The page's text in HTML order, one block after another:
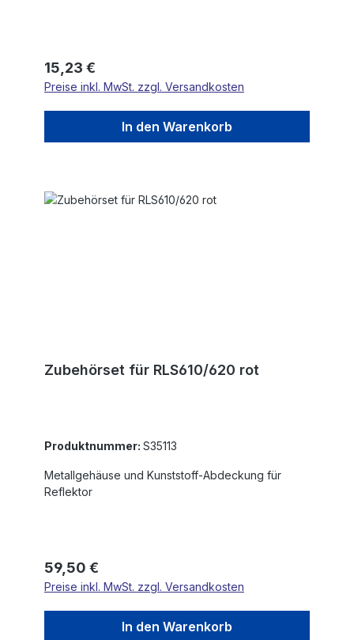
Regulärer Preis:
15,23 €
Preise inkl. MwSt. zzgl. Versandkosten
In den Warenkorb
Zubehörset für RLS610/620 rot
Produktnummer: S35113
Metallgehäuse und Kunststoff-Abdeckung für
Reflektor
Regulärer Preis:
59,50 €
Preise inkl. MwSt. zzgl. Versandkosten
In den Warenkorb